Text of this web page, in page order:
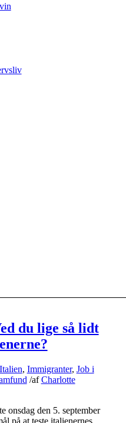
du lige så lidt
, Immigranter, Job i
/afCharlotte
onsdag den 5. september
på at teste italienernes